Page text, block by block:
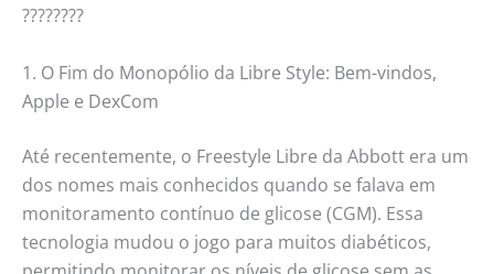
????????
1. O Fim do Monopólio da Libre Style: Bem-vindos,
Apple e DexCom
Até recentemente, o Freestyle Libre da Abbott era um
dos nomes mais conhecidos quando se falava em
monitoramento contínuo de glicose (CGM). Essa
tecnologia mudou o jogo para muitos diabéticos,